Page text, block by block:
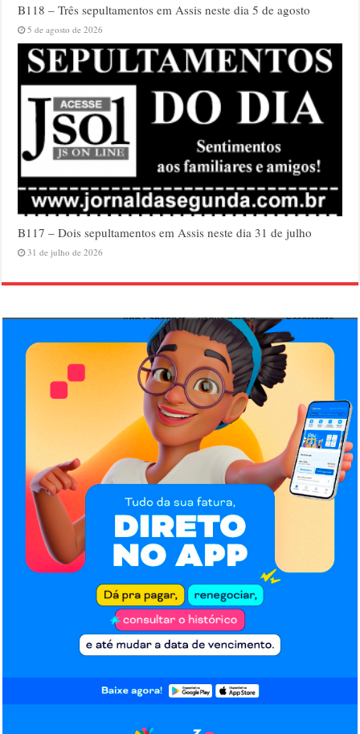
B118 – Três sepultamentos em Assis neste dia 5 de agosto
5 de agosto de 2026
B117 – Dois sepultamentos em Assis neste dia 31 de julho
31 de julho de 2026